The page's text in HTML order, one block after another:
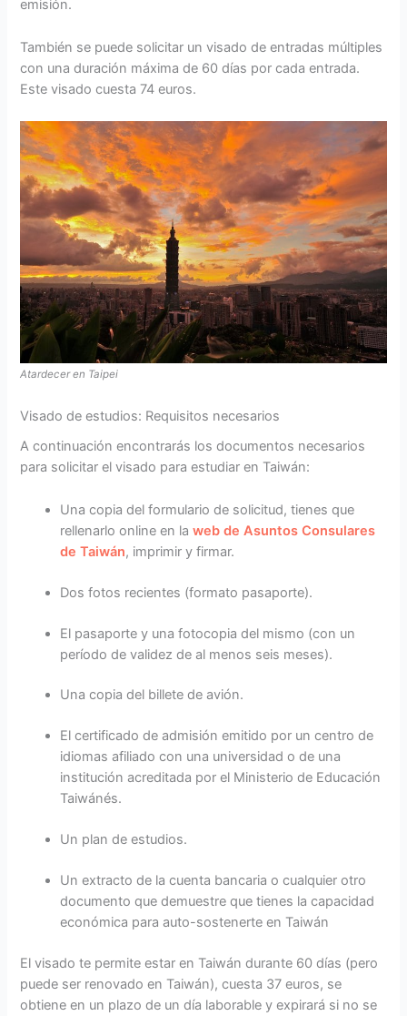
emisión.
También se puede solicitar un visado de entradas múltiples
con una duración máxima de 60 días por cada entrada.
Este visado cuesta 74 euros.
Atardecer en Taipei
Visado de estudios: Requisitos necesarios
A continuación encontrarás los documentos necesarios
para solicitar el visado para estudiar en Taiwán:
Una copia del formulario de solicitud, tienes que
rellenarlo online en laweb de Asuntos Consulares
de Taiwán, imprimir y firmar.
Dos fotos recientes (formato pasaporte).
El pasaporte y una fotocopia del mismo (con un
período de validez de al menos seis meses).
Una copia del billete de avión.
El certificado de admisión emitido por un centro de
idiomas afiliado con una universidad o de una
institución acreditada por el Ministerio de Educación
Taiwánés.
Un plan de estudios.
Un extracto de la cuenta bancaria o cualquier otro
documento que demuestre que tienes la capacidad
económica para auto-sostenerte en Taiwán
El visado te permite estar en Taiwán durante 60 días (pero
puede ser renovado en Taiwán), cuesta 37 euros, se
obtiene en un plazo de un día laborable y expirará si no se